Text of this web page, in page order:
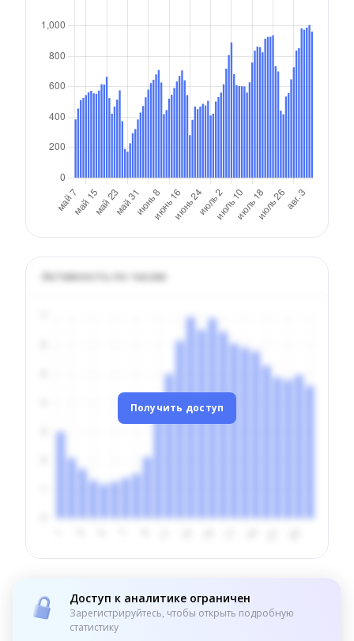
Активность по часам
Получить доступ
Доступ к аналитике ограничен
Зарегистрируйтесь, чтобы открыть подробную
статистику